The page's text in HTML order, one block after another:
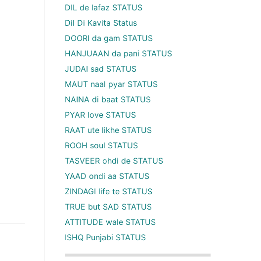
DIL de lafaz STATUS
Dil Di Kavita Status
DOORI da gam STATUS
HANJUAAN da pani STATUS
JUDAI sad STATUS
MAUT naal pyar STATUS
NAINA di baat STATUS
PYAR love STATUS
RAAT ute likhe STATUS
ROOH soul STATUS
TASVEER ohdi de STATUS
YAAD ondi aa STATUS
ZINDAGI life te STATUS
TRUE but SAD STATUS
ATTITUDE wale STATUS
ISHQ Punjabi STATUS